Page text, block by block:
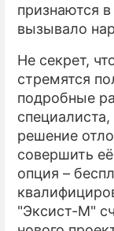
признаются
вызывало
Не секрет,
стремятся
подробные
решение
совершить
опция –
"Эксист-М"